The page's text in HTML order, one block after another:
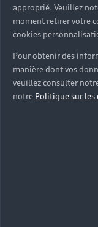
approprié. Veuillez
moment retirer votre
cookies
Pour obtenir des
manière dont vos
veuillez consulter
notre Politique sur les